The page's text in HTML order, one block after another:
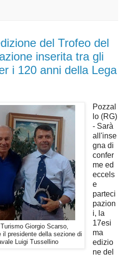
del Trofeo del
inserita tra gli
i 120 anni della Lega
Giorgio Scarso,
presidente della sezione di
Luigi Tussellino
Pozzal
lo (RG)
- Sarà
all'inse
gna di
confer
me ed
eccels
e
parteci
pazion
i, la
17esi
ma
edizio
ne del